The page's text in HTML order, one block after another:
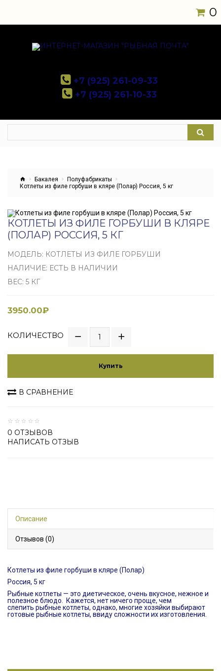
0
+7 (925) 261-09-33
+7 (925) 261-10-33
Бакалея
Полуфабрикаты
Котлеты из филе горбуши в кляре (Полар) Россия, 5 кг
КОТЛЕТЫ ИЗ ФИЛЕ ГОРБУШИ В КЛЯРЕ
(ПОЛАР) РОССИЯ, 5 КГ
МОДЕЛЬ: КОТЛЕТЫ ИЗ ФИЛЕ ГОРБУШИ
НАЛИЧИЕ: ЕСТЬ В НАЛИЧИИ
ВЕС: 5 КГ
3950.00₽
КОЛИЧЕСТВО
Купить
В СРАВНЕНИЕ
0 ОТЗЫВОВ
НАПИСАТЬ ОТЗЫВ
Описание
Отзывов (0)
Котлеты из филе горбуши в кляре (Полар)
Россия, 5 кг
Рыбные котлеты — это диетическое, очень вкусное, нежное и
полезное блюдо. Кажется, нет ничего проще, чем
слепить рыбные котлеты, однако, многие хозяйки выбирают
готовые рыбные котлеты, ввиду сложности их изготовления.